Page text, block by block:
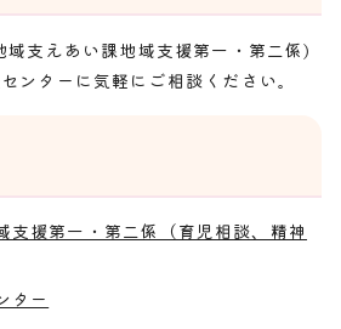
支えあい課地域支援第一・第二係)
ンターに気軽にご相談ください。
支援第一・第二係（育児相談、精神
ター